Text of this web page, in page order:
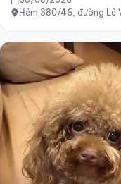
Hẻm 380/46, đường Lê